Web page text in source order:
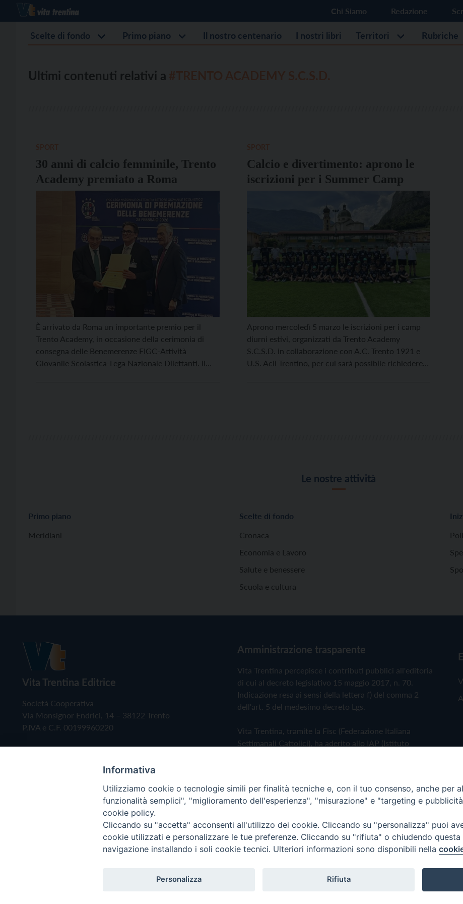
Chi Siamo Redazione
Scelte di fondo Primo piano Il nostro centenario I nostri libri Territori Rubriche
Ultimi contenuti relativi a
30 anni di calcio femminile, Trento
Academy premiato a Roma
È arrivato da Roma un importante premio per il
Trento Academy, in occasione della cerimonia di
consegna delle Benemerenze FIGC-Attività
Giovanile Scolastica-Lega Nazionale Dilettanti. Il
Calcio e divertimento: aprono le
iscrizioni per i Summer Camp
Aprono mercoledì 5 marzo le iscrizioni per i camp
diurni estivi, organizzati da Trento Academy
S.C.S.D. in collaborazione con A.C. Trento 1921 e
U.S. Acli Trentino, per cui sarà possibile richiedere i
Le nostre attività
Primo piano
Meridiani
Scelte di fondo
Cronaca
Economia e Lavoro
Salute e benessere
Scuola e cultura
Vita Trentina Editrice
Società Cooperativa
Via Monsignor Endrici, 14 – 38122 Trento
P.IVA e C.F. 00199960220
Amministrazione trasparente
Vita Trentina percepisce i contributi pubblici all'editoria
di cui al decreto legislativo 15 maggio 2017, n. 70.
Indicazione resa ai sensi della lettera f) del comma 2
dell'art. 5 del medesimo decreto Lgs.
Vita Trentina, tramite la Fisc (Federazione Italiana
Settimanali Cattolici), ha aderito allo IAP (Istituto
Privacy Policy Cookie Policy
Copyright © 2019 - Tutti i diritti riservati - Vita Trentina Editrice
Informativa
Utilizziamo cookie o tecnologie simili per finalità tecniche e, con il tuo consenso, anche per
funzionalità semplici", "miglioramento dell'esperienza", "misurazione" e "targeting e
cookie policy.
Cliccando su "accetta" acconsenti all'utilizzo dei cookie. Cliccando su "personalizza" puoi
cookie utilizzati e personalizzare le tue preferenze. Cliccando su "rifiuta" o chiudendo
navigazione installando i soli cookie tecnici. Ulteriori informazioni sono disponibili nella
Personalizza Rifiuta